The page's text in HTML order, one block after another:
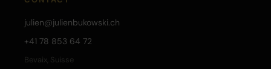
julien@julienbukowski.ch
+41 78 853 64 72
Bevaix, Suisse